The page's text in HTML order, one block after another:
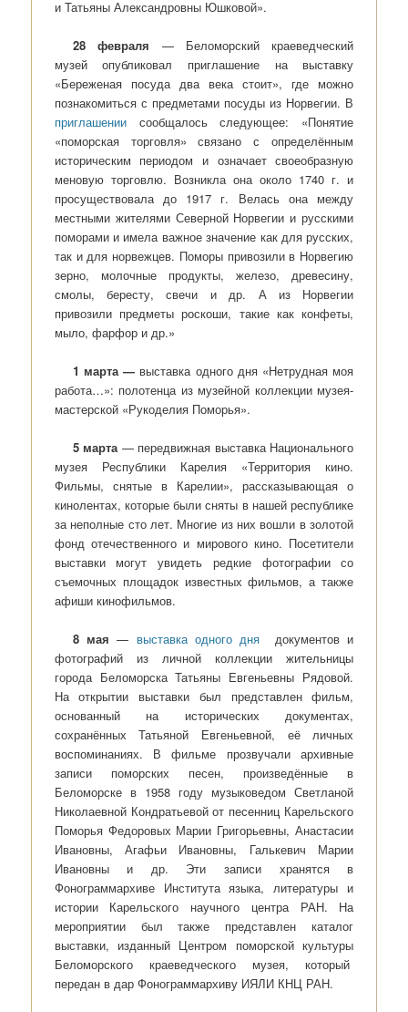
и Татьяны Александровны Юшковой».
28 февраля — Беломорский краеведческий
музей опубликовал приглашение на выставку
«Береженая посуда два века стоит», где можно
познакомиться с предметами посуды из Норвегии. В
приглашениисообщалось следующее: «Понятие
«поморская торговля» связано с определённым
историческим периодом и означает своеобразную
меновую торговлю. Возникла она около 1740 г. и
просуществовала до 1917 г. Велась она между
местными жителями Северной Норвегии и русскими
поморами и имела важное значение как для русских,
так и для норвежцев. Поморы привозили в Норвегию
зерно, молочные продукты, железо, древесину,
смолы, бересту, свечи и др. А из Норвегии
привозили предметы роскоши, такие как конфеты,
мыло, фарфор и др.»
1 марта — выставка одного дня «Нетрудная моя
работа…»: полотенца из музейной коллекции музея-
мастерской «Рукоделия Поморья».
5 марта— передвижная выставка Национального
музея Республики Карелия «Территория кино.
Фильмы, снятые в Карелии», рассказывающая о
кинолентах, которые были сняты в нашей республике
за неполные сто лет. Многие из них вошли в золотой
фонд отечественного и мирового кино. Посетители
выставки могут увидеть редкие фотографии со
съемочных площадок известных фильмов, а также
афиши кинофильмов.
8 мая — выставка одного дня документов и
фотографий из личной коллекции жительницы
города Беломорска Татьяны Евгеньевны Рядовой.
На открытии выставки был представлен фильм,
основанный на исторических документах,
сохранённых Татьяной Евгеньевной, её личных
воспоминаниях. В фильме прозвучали архивные
записи поморских песен, произведённые в
Беломорске в 1958 году музыковедом Светланой
Николаевной Кондратьевой от песенниц Карельского
Поморья Федоровых Марии Григорьевны, Анастасии
Ивановны, Агафьи Ивановны, Галькевич Марии
Ивановны и др. Эти записи хранятся в
Фонограммархиве Института языка, литературы и
истории Карельского научного центра РАН. На
мероприятии был также представлен каталог
выставки, изданный Центром поморской культуры
Беломорского краеведческого музея, который
передан в дар Фонограммархиву ИЯЛИ КНЦ РАН.